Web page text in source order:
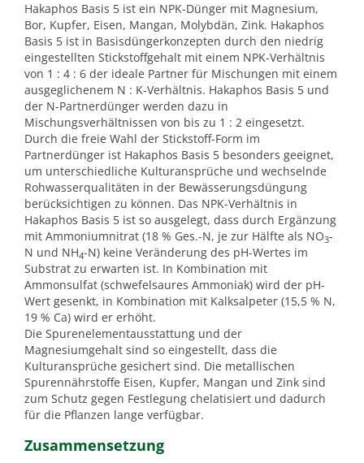
Hakaphos Basis 5 ist ein NPK-Dünger mit Magnesium,
Bor, Kupfer, Eisen, Mangan, Molybdän, Zink. Hakaphos
Basis 5 ist in Basisdüngerkonzepten durch den niedrig
eingestellten Stickstoffgehalt mit einem NPK-Verhältnis
von 1 : 4 : 6 der ideale Partner für Mischungen mit einem
ausgeglichenem N : K-Verhältnis. Hakaphos Basis 5 und
der N-Partnerdünger werden dazu in
Mischungsverhältnissen von bis zu 1 : 2 eingesetzt.
Durch die freie Wahl der Stickstoff-Form im
Partnerdünger ist Hakaphos Basis 5 besonders geeignet,
um unterschiedliche Kulturansprüche und wechselnde
Rohwasserqualitäten in der Bewässerungsdüngung
berücksichtigen zu können. Das NPK-Verhältnis in
Hakaphos Basis 5 ist so ausgelegt, dass durch Ergänzung
mit Ammoniumnitrat (18 % Ges.-N, je zur Hälfte als NO3-
N und NH4-N) keine Veränderung des pH-Wertes im
Substrat zu erwarten ist. In Kombination mit
Ammonsulfat (schwefelsaures Ammoniak) wird der pH-
Wert gesenkt, in Kombination mit Kalksalpeter (15,5 % N,
19 % Ca) wird er erhöht.
Die Spurenelementausstattung und der
Magnesiumgehalt sind so eingestellt, dass die
Kulturansprüche gesichert sind. Die metallischen
Spurennährstoffe Eisen, Kupfer, Mangan und Zink sind
zum Schutz gegen Festlegung chelatisiert und dadurch
für die Pflanzen lange verfügbar.
Zusammensetzung